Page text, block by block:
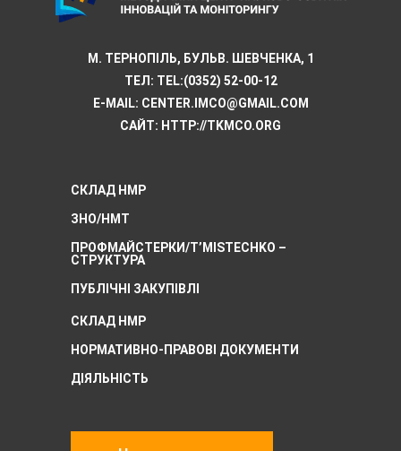
М. ТЕРНОПІЛЬ, БУЛЬВ. ШЕВЧЕНКА, 1
ТЕЛ: TEL:(0352) 52-00-12
E-MAIL: CENTER.IMCO@GMAIL.COM
САЙТ: HTTP://TKMCО.ORG
СКЛАД НМР
НОРМАТИВНО-ПРАВОВІ ДОКУМЕНТИ
ДІЯЛЬНІСТЬ
СКЛАД НМР
ЗНО/НМТ
ПРОФМАЙСТЕРКИ/T’MISTECHKO –
CТРУКТУРА
ПУБЛІЧНІ ЗАКУПІВЛІ